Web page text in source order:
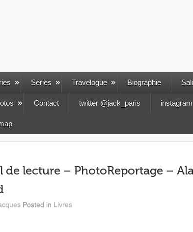
Séries Travelogue Biographie
Contact twitter @jack_paris instagram
de lecture – PhotoReportage –
Posted in Livres